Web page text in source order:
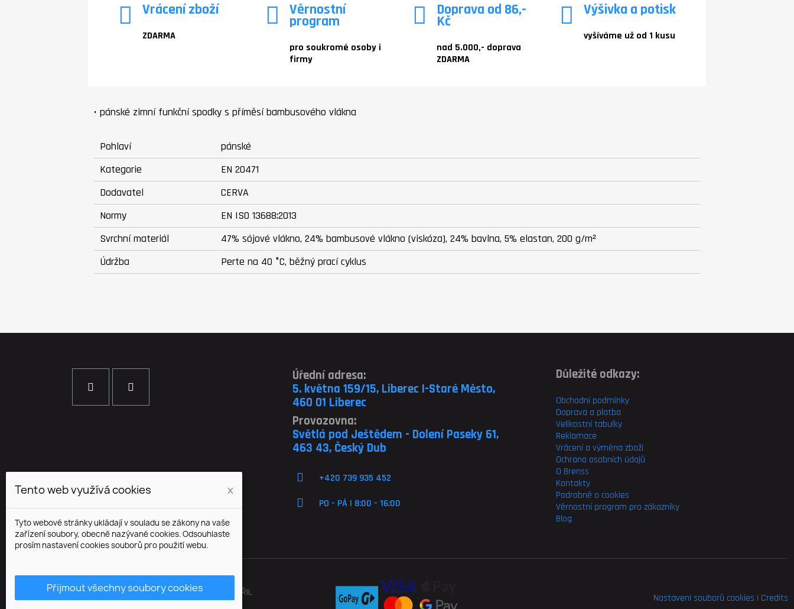
Vrácení zboží
ZDARMA
Věrnostní
program
pro soukromé osoby i
firmy
Doprava od 86,-
Kč
nad 5.000,- doprava
ZDARMA
Výšivka a potisk
vyšíváme už od 1 kusu
• pánské zimní funkční spodky s příměsí bambusového vlákna
Pohlaví
pánské
Kategorie
EN 20471
Dodavatel
CERVA
Normy
EN ISO 13688:2013
Svrchní materiál
47% sójové vlákno, 24% bambusové vlákno (viskóza), 24% bavlna, 5% elastan, 200 g/m²
Údržba
Perte na 40 °C, běžný prací cyklus
Úřední adresa:
5. května 159/15, Liberec I-Staré Město,
460 01 Liberec
Provozovna:
Světlá pod Ještědem - Dolení Paseky 61,
463 43, Český Dub
+420 739 935 452
PO - PÁ | 8:00 - 16:00
Důležité odkazy:
Obchodní podmínky
Doprava a platba
Velikostní tabulky
Reklamace
Vrácení a výměna zboží
Ochrana osobních údajů
O Brenss
Kontakty
Podrobně o cookies
Věrnostní program pro zákazníky
Blog
© BRENSS.COM VŠECHNA PRÁVA VYHRAZENA. SHOP S ♥ VYTVOŘIL
WEB7.CZ
Nastavení souborů cookies | Credits
Tento web využívá cookies x
Tyto webové stránky ukládají v souladu se zákony na vaše
zařízení soubory, obecně nazývané cookies. Odsouhlaste
prosím nastavení cookies souborů pro použití webu.
Přijmout všechny soubory cookies